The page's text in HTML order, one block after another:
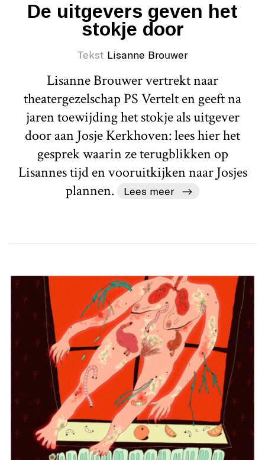
De uitgevers geven het
stokje door
Tekst Lisanne Brouwer
Lisanne Brouwer vertrekt naar
theatergezelschap PS Vertelt en geeft na
jaren toewijding het stokje als uitgever
door aan Josje Kerkhoven: lees hier het
gesprek waarin ze terugblikken op
Lisannes tijd en vooruitkijken naar Josjes
plannen.
Lees meer